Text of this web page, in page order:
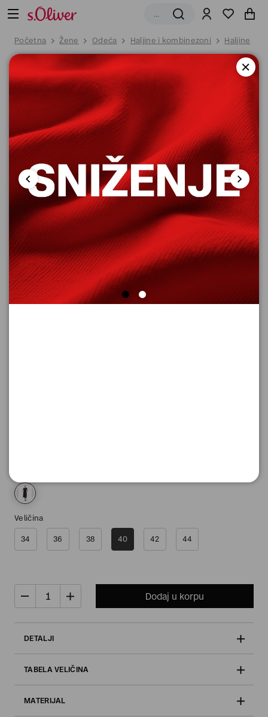
Početna Žene Odeća Haljine i kombinezoni Haljine
Veličina
34 36 38 40 42 44
Dodaj u korpu
DETALJI
TABELA VELIČINA
MATERIJAL